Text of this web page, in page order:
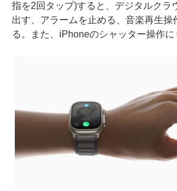
指を2回タップ)すると、デジタルクラ
出す、アラームを止める、音楽再生操
る。また、iPhoneのシャッター操作に